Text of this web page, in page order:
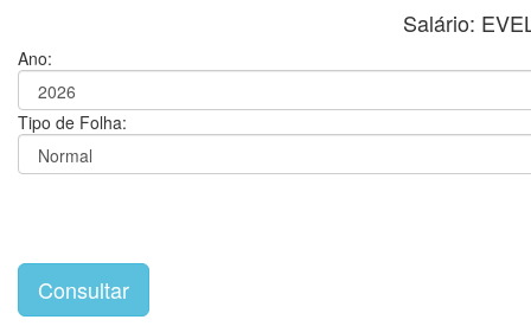
Salário:
Ano:
Tipo de Folha: